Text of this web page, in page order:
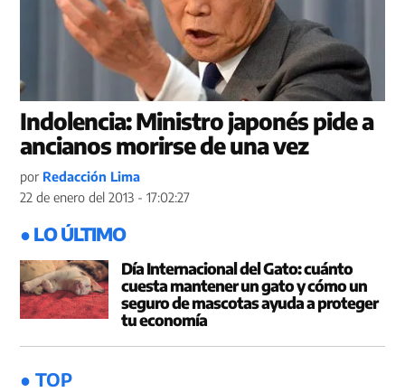
Indolencia: Ministro japonés pide a
ancianos morirse de una vez
por Redacción Lima
22 de enero del 2013 - 17:02:27
● LO ÚLTIMO
Día Internacional del Gato: cuánto
cuesta mantener un gato y cómo un
seguro de mascotas ayuda a proteger
tu economía
● TOP